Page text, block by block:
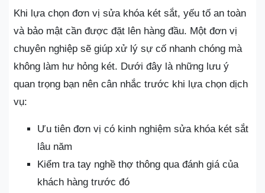
Khi lựa chọn đơn vị sửa khóa két sắt, yếu tố an toàn
và bảo mật cần được đặt lên hàng đầu. Một đơn vị
chuyên nghiệp sẽ giúp xử lý sự cố nhanh chóng mà
không làm hư hỏng két. Dưới đây là những lưu ý
quan trọng bạn nên cân nhắc trước khi lựa chọn dịch
vụ:
Ưu tiên đơn vị có kinh nghiệm sửa khóa két sắt
lâu năm
Kiểm tra tay nghề thợ thông qua đánh giá của
khách hàng trước đó